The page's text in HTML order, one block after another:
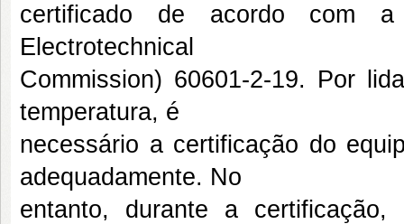
certificado de acordo com
Electrotechnical
Commission) 60601-2-19. Por
temperatura, é
necessário a certificação do
adequadamente. No
entanto, durante a